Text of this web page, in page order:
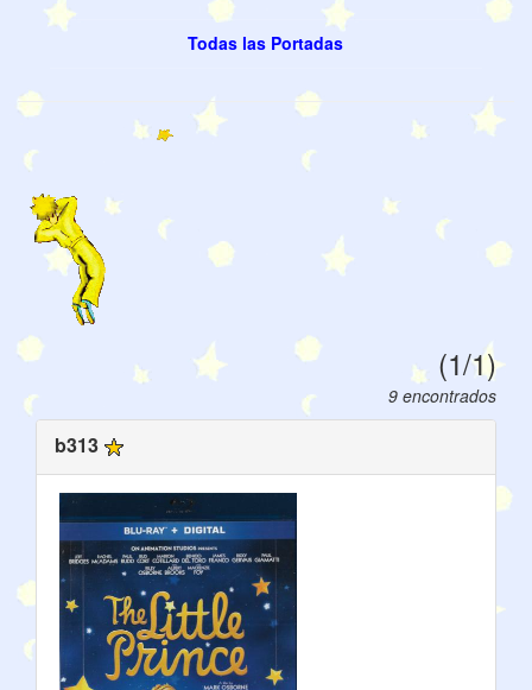
Todas las Portadas
(1/1)
9 encontrados
b313